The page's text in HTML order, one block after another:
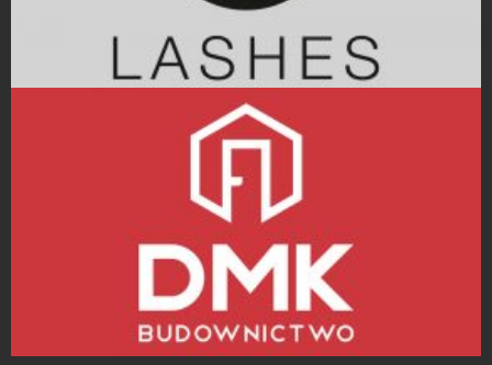
Projekty logo